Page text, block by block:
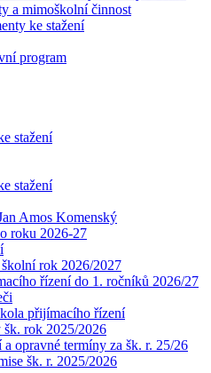
a mimoškolní činnost
ke stažení
program
stažení
stažení
Amos Komenský
roku 2026-27
rok 2026/2027
řízení do 1. ročníků 2026/27
přijímacího řízení
šk. rok 2025/2026
opravné termíny za šk. r. 25/26
šk. r. 2025/2026